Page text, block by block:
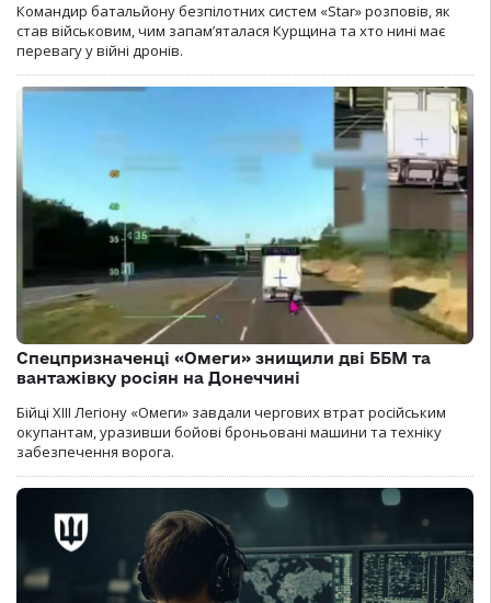
Командир батальйону безпілотних систем «Star» розповів, як
став військовим, чим запам’яталася Курщина та хто нині має
перевагу у війні дронів.
Спецпризначенці «Омеги» знищили дві ББМ та
вантажівку росіян на Донеччині
Бійці ХІІІ Легіону «Омеги» завдали чергових втрат російським
окупантам, уразивши бойові броньовані машини та техніку
забезпечення ворога.